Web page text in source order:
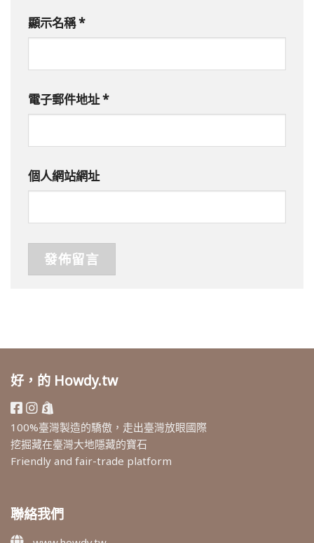
顯示名稱*
電子郵件地址*
個人網站網址
好，的 Howdy.tw
100%臺灣製造的驕傲，走出臺灣放眼國際
挖掘藏在臺灣大地隱藏的寶石
Friendly and fair-trade platform
聯絡我們